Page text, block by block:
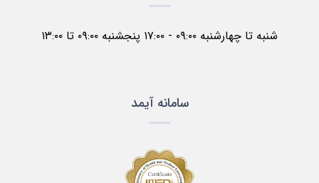
شنبه تا چهارشنبه ۰۹:۰۰ - ۱۷:۰۰ پنجشنبه ۰۹:۰۰ تا ۱۳:۰۰
سامانه آیمد